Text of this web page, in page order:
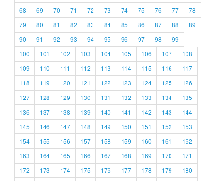
68
69 70 71 72 73 74 75 76 77
78
79
80 81 82 83 84 85 86 87 88
89
90
91 92 93 94 95 96 97 98
99
100
101 102 103 104 105 106 107
108
109
110 111 112 113 114 115 116
117
118
119 120 121 122 123 124 125
126
127
128 129 130 131 132 133 134
135
136
137 138 139 140 141 142 143
144
145
146 147 148 149 150 151 152
153
154
155 156 157 158 159 160 161
162
163
164 165 166 167 168 169 170
171
172
173 174 175 176 177 178 179
180